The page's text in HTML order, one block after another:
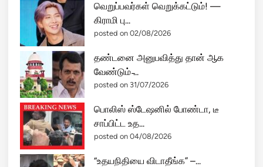
வெறுப்பவர்கள் வெறுக்கட்டும்! —
கிராமி பு...
posted on 02/08/2026
தண்டனை அனுபவித்து தான் ஆக
வேண்டும் ̵...
posted on 31/07/2026
பொலிஸ் ஸ்டேஷனில் போண்டா, டீ
சாப்பிட்ட உத...
posted on 04/08/2026
“உதயநிதியை விடாதீங்க” –...